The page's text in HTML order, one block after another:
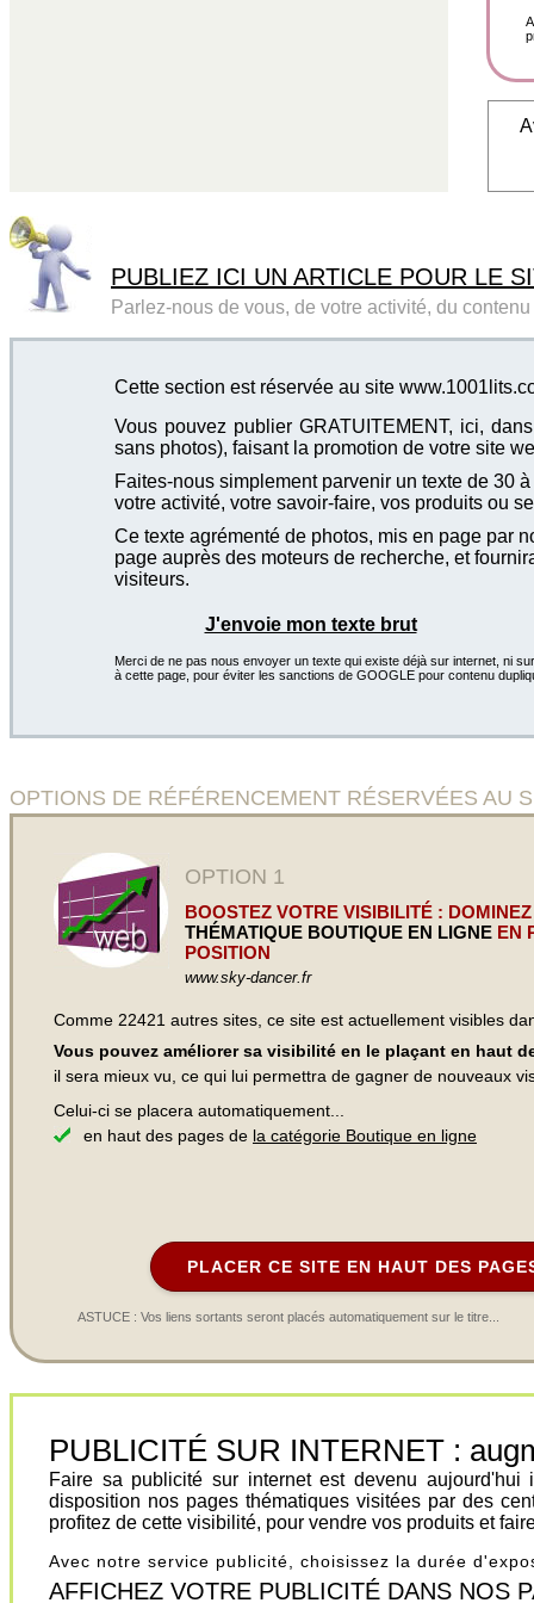
PUBLIEZ ICI UN ARTICLE POUR LE
Parlez-nous de vous, de votre activité, du
Cette section est réservée au site
Vous pouvez publier GRATUITEMENT, ici,
sans photos), faisant la promotion de votre site
Faites-nous simplement parvenir un texte de 30
votre activité, votre savoir-faire, vos produits ou
Ce texte agrémenté de photos, mis en page par
page auprès des moteurs de recherche, et
visiteurs.
J'envoie mon texte brut
Merci de ne pas nous envoyer un texte qui existe déjà sur internet, ni
à cette page, pour éviter les sanctions de GOOGLE pour contenu
OPTIONS DE RÉFÉRENCEMENT RÉSERVÉES AU
OPTION 1
BOOSTEZ VOTRE VISIBILITÉ :
THÉMATIQUE BOUTIQUE EN LIGNE EN
POSITION
www.sky-dancer.fr
Comme 22421 autres sites, ce site est actuellement visibles
Vous pouvez améliorer sa visibilité en le plaçant en haut
il sera mieux vu, ce qui lui permettra de gagner de nouveaux
Celui-ci se placera automatiquement...
en haut des pages de la catégorie Boutique en ligne
PLACER CE SITE EN HAUT DES
ASTUCE : Vos liens sortants seront placés automatiquement sur le titre...
PUBLICITÉ SUR INTERNET :
Faire sa publicité sur internet est devenu
disposition nos pages thématiques visitées par des
profitez de cette visibilité, pour vendre vos produits et
Avec notre service publicité, choisissez la durée
AFFICHEZ VOTRE PUBLICITÉ DANS NOS